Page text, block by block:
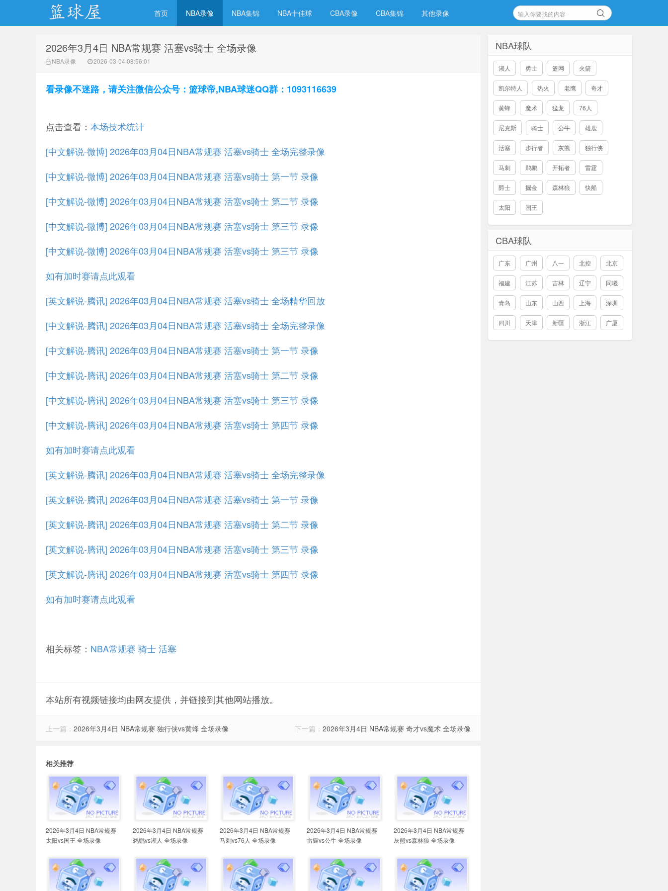
NBA录像网
首页 NBA录像 NBA集锦 NBA十佳球 CBA录像 CBA集锦 其他录像
2026年3月4日 NBA常规赛 活塞vs骑士 全场录像
NBA录像 2026-03-04 08:56:01
看录像不迷路，请关注微信公众号：篮球帝,NBA球迷QQ群：1093116639
点击查看： 本场技术统计
[中文解说-微博] 2026年03月04日NBA常规赛 活塞vs骑士 全场完整录像
[中文解说-微博] 2026年03月04日NBA常规赛 活塞vs骑士 第一节 录像
[中文解说-微博] 2026年03月04日NBA常规赛 活塞vs骑士 第二节 录像
[中文解说-微博] 2026年03月04日NBA常规赛 活塞vs骑士 第三节 录像
[中文解说-微博] 2026年03月04日NBA常规赛 活塞vs骑士 第三节 录像
如有加时赛请点此观看
[英文解说-腾讯] 2026年03月04日NBA常规赛 活塞vs骑士 全场精华回放
[中文解说-腾讯] 2026年03月04日NBA常规赛 活塞vs骑士 全场完整录像
[中文解说-腾讯] 2026年03月04日NBA常规赛 活塞vs骑士 第一节 录像
[中文解说-腾讯] 2026年03月04日NBA常规赛 活塞vs骑士 第二节 录像
[中文解说-腾讯] 2026年03月04日NBA常规赛 活塞vs骑士 第三节 录像
[中文解说-腾讯] 2026年03月04日NBA常规赛 活塞vs骑士 第四节 录像
如有加时赛请点此观看
[英文解说-腾讯] 2026年03月04日NBA常规赛 活塞vs骑士 全场完整录像
[英文解说-腾讯] 2026年03月04日NBA常规赛 活塞vs骑士 第一节 录像
[英文解说-腾讯] 2026年03月04日NBA常规赛 活塞vs骑士 第二节 录像
[英文解说-腾讯] 2026年03月04日NBA常规赛 活塞vs骑士 第三节 录像
[英文解说-腾讯] 2026年03月04日NBA常规赛 活塞vs骑士 第四节 录像
如有加时赛请点此观看
相关标签： NBA常规赛 骑士活塞
本站所有视频链接均由网友提供，并链接到其他网站播放。
上一篇： 2026年3月4日 NBA常规赛 独行侠vs黄蜂 全场录像 下一篇： 2026年3月4日 NBA常规赛 奇才vs魔术 全场录像
相关推荐
2026年3月4日 NBA常规赛
太阳vs国王 全场录像
2026年3月4日 NBA常规赛
鹈鹕vs湖人 全场录像
2026年3月4日 NBA常规赛
马刺vs76人 全场录像
2026年3月4日 NBA常规赛
雷霆vs公牛 全场录像
2026年3月4日 NBA常规赛
灰熊vs森林狼 全场录像
NBA球队
湖人 勇士 篮网 火箭
凯尔特人 热火 老鹰 奇才
黄蜂 魔术 猛龙 76人
尼克斯 骑士 公牛 雄鹿
活塞 步行者 灰熊 独行侠
马刺 鹈鹕 开拓者 雷霆
爵士 掘金 森林狼 快船
太阳 国王
CBA球队
广东 广州 八一 北控 北京
福建 江苏 吉林 辽宁 同曦
青岛 山东 山西 上海 深圳
四川 天津 新疆 浙江 广厦